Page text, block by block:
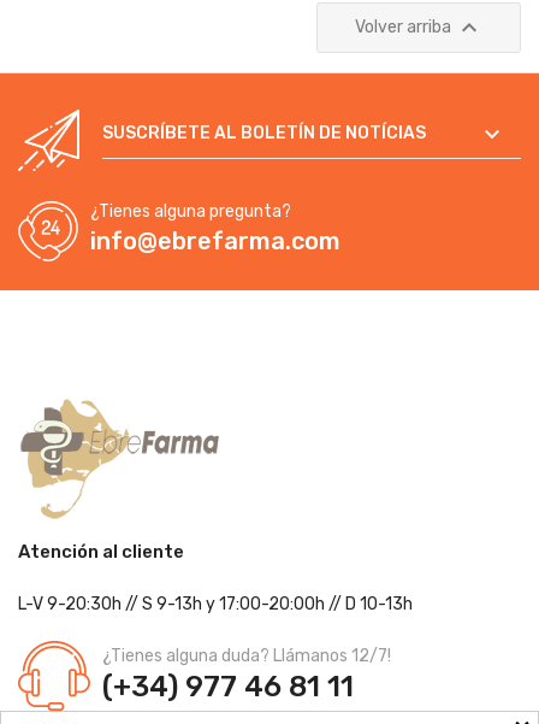
Volver arriba 
SUSCRÍBETE AL BOLETÍN DE NOTÍCIAS 
¿Tienes alguna pregunta?
info@ebrefarma.com
Atención al cliente
L-V 9-20:30h // S 9-13h y 17:00-20:00h // D 10-13h
¿Tienes alguna duda? Llámanos 12/7!
(+34) 977 46 81 11